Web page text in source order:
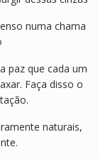
numa chama
paz que cada um
Faça disso o
naturais,